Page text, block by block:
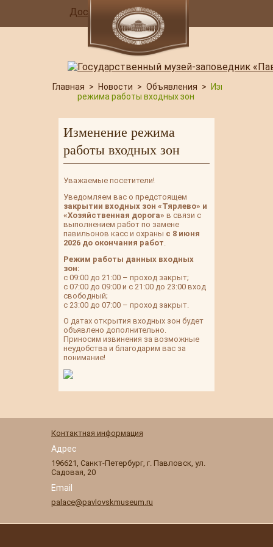
Доступная среда
Главная > Новости > Объявления >
Изменение
режима работы входных зон
Изменение режима
работы входных зон
Уважаемые посетители!
Уведомляем вас о предстоящем
закрытии входных зон «Тярлево» и
«Хозяйственная дорога» в связи с
выполнением работ по замене
павильонов касс и охраны с 8 июня
2026 до окончания работ
Режим работы данных входных
зон:
с 09:00 до 21:00 – проход закрыт;
с 07:00 до 09:00 и с 21:00 до 23:00 вход
свободный;
с 23:00 до 07:00 – проход закрыт.
О датах открытия входных зон будет
объявлено дополнительно.
Приносим извинения за возможные
неудобства и благодарим вас за
понимание!
Контактная информация
Адрес
196621 Санкт-Петербург г. Павловск ул.
Садовая, 20
Email
palace@pavlovskmuseum.ru